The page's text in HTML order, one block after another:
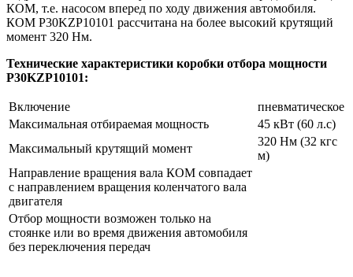
КОМ, т.е. насосом вперед по ходу движения автомобиля.
КОМ P30KZP10101 рассчитана на более высокий крутящий
момент 320 Нм.
Технические характеристики коробки отбора мощности
P30KZP10101:
Включение
пневматическое
Максимальная отбираемая мощность
45 кВт (60 л.с)
Максимальный крутящий момент
320 Нм (32 кгс
м)
Направление вращения вала КОМ совпадает
с направлением вращения коленчатого вала
двигателя
Отбор мощности возможен только на
стоянке или во время движения автомобиля
без переключения передач